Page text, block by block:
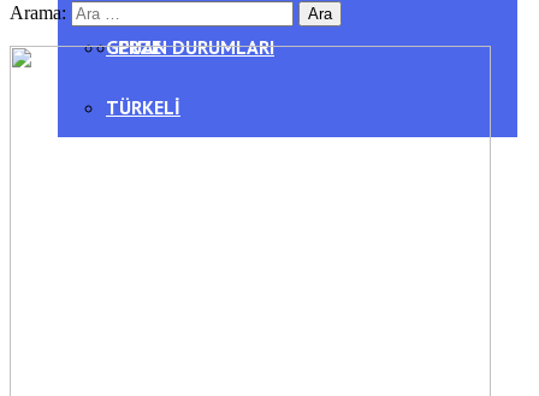
GERZE
TÜRKELI
PUAN DURUMLARI
Arama: